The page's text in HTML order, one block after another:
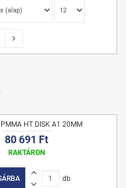
PMMA HT DISK A1 20MM
80 691 Ft
RAKTÁRON
db